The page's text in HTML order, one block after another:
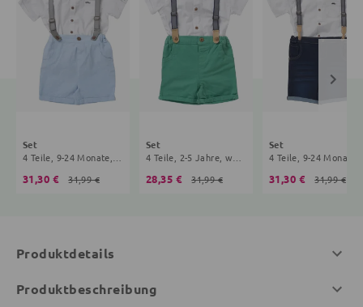
Set
4 Teile, 9-24 Monate, weiß, hellblau
31,30 € 31,99 €
Set
4 Teile, 2-5 Jahre, weiß, grün
28,35 € 31,99 €
Set
31,30 € 31,99 €
Produktdetails
Produktbeschreibung